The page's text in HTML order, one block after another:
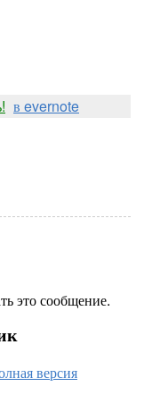
в evernote
это сообщение.
версия